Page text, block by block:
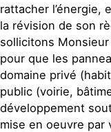
rattacher l’énergie,
la révision de son
sollicitons
pour que les
domaine privé
public (voirie,
développement
mise en oeuvre